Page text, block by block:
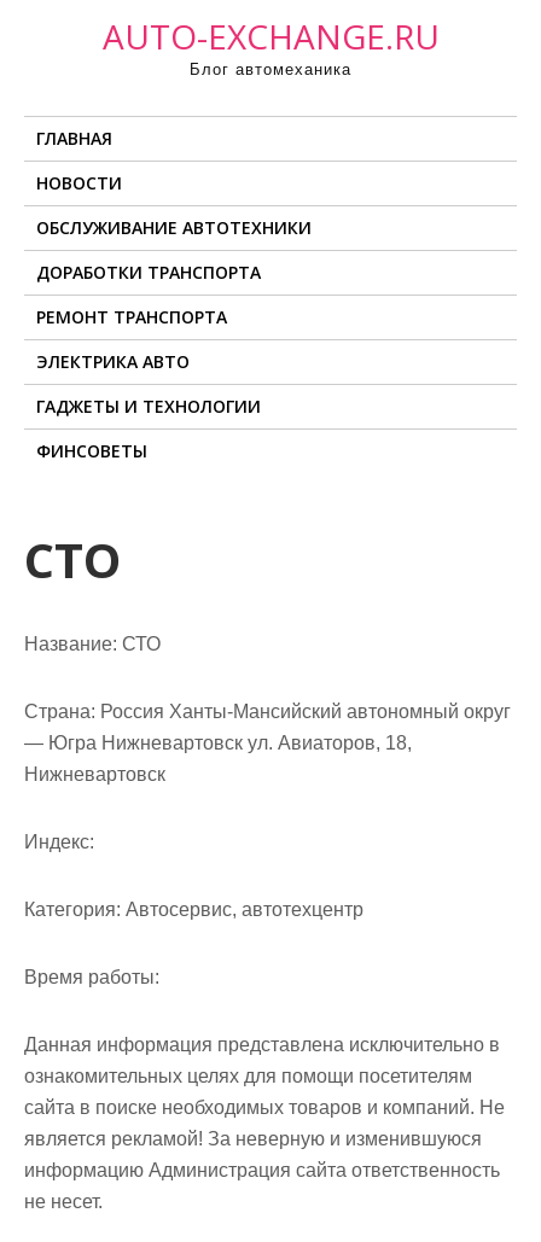
AUTO-EXCHANGE.RU
Блог автомеханика
ГЛАВНАЯ
НОВОСТИ
ОБСЛУЖИВАНИЕ АВТОТЕХНИКИ
ДОРАБОТКИ ТРАНСПОРТА
РЕМОНТ ТРАНСПОРТА
ЭЛЕКТРИКА АВТО
ГАДЖЕТЫ И ТЕХНОЛОГИИ
ФИНСОВЕТЫ
СТО
Название: СТО
Страна: Россия Ханты-Мансийский автономный округ
— Югра Нижневартовск ул. Авиаторов, 18,
Нижневартовск
Индекс:
Категория: Автосервис, автотехцентр
Время работы:
Данная информация представлена исключительно в
ознакомительных целях для помощи посетителям
сайта в поиске необходимых товаров и компаний. Не
является рекламой! За неверную и изменившуюся
информацию Администрация сайта ответственность
не несет.